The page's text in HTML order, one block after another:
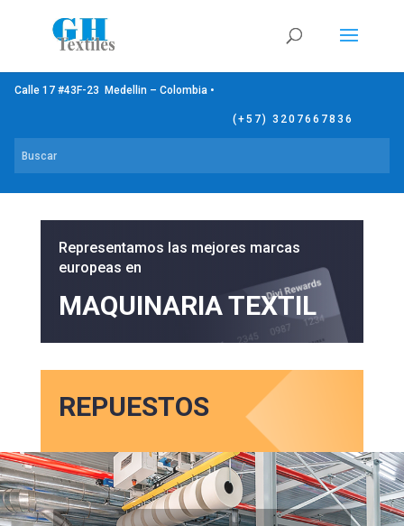
Calle 17 #43F-23 Medellin – Colombia •
(+57) 3207667836
Representamos las mejores marcas
europeas en
MAQUINARIA TEXTIL
REPUESTOS